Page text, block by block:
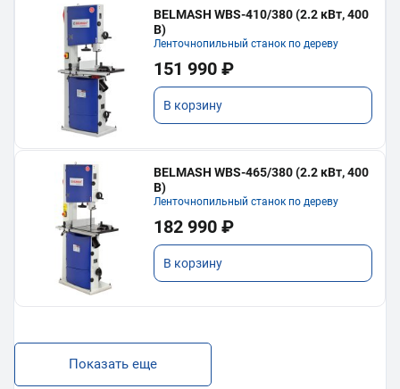
BELMASH WBS-410/380 (2.2 кВт, 400
В)
Ленточнопильный станок по дереву
151 990 ₽
В корзину
BELMASH WBS-465/380 (2.2 кВт, 400
В)
Ленточнопильный станок по дереву
182 990 ₽
В корзину
Показать еще